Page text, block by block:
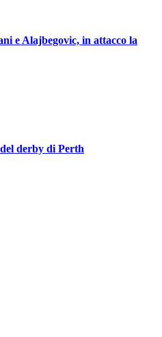
e Alajbegovic, in attacco la
derby di Perth